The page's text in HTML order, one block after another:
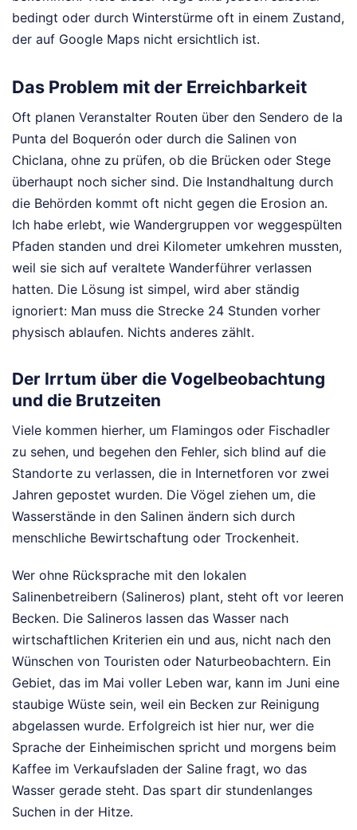
bedingt oder durch Winterstürme oft in einem Zustand,
der auf Google Maps nicht ersichtlich ist.
Das Problem mit der Erreichbarkeit
Oft planen Veranstalter Routen über den Sendero de la
Punta del Boquerón oder durch die Salinen von
Chiclana, ohne zu prüfen, ob die Brücken oder Stege
überhaupt noch sicher sind. Die Instandhaltung durch
die Behörden kommt oft nicht gegen die Erosion an.
Ich habe erlebt, wie Wandergruppen vor weggespülten
Pfaden standen und drei Kilometer umkehren mussten,
weil sie sich auf veraltete Wanderführer verlassen
hatten. Die Lösung ist simpel, wird aber ständig
ignoriert: Man muss die Strecke 24 Stunden vorher
physisch ablaufen. Nichts anderes zählt.
Der Irrtum über die Vogelbeobachtung
und die Brutzeiten
Viele kommen hierher, um Flamingos oder Fischadler
zu sehen, und begehen den Fehler, sich blind auf die
Standorte zu verlassen, die in Internetforen vor zwei
Jahren gepostet wurden. Die Vögel ziehen um, die
Wasserstände in den Salinen ändern sich durch
menschliche Bewirtschaftung oder Trockenheit.
Wer ohne Rücksprache mit den lokalen
Salinenbetreibern (Salineros) plant, steht oft vor leeren
Becken. Die Salineros lassen das Wasser nach
wirtschaftlichen Kriterien ein und aus, nicht nach den
Wünschen von Touristen oder Naturbeobachtern. Ein
Gebiet, das im Mai voller Leben war, kann im Juni eine
staubige Wüste sein, weil ein Becken zur Reinigung
abgelassen wurde. Erfolgreich ist hier nur, wer die
Sprache der Einheimischen spricht und morgens beim
Kaffee im Verkaufsladen der Saline fragt, wo das
Wasser gerade steht. Das spart dir stundenlanges
Suchen in der Hitze.